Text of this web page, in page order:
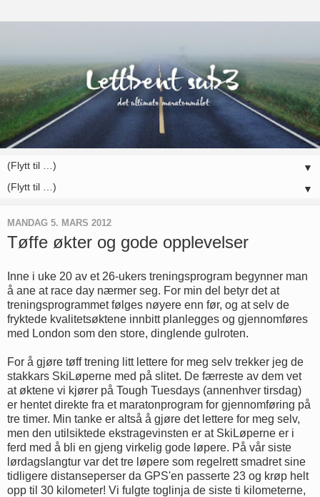
▼
▼
MANDAG 5. MARS 2012
Tøffe økter og gode opplevelser
Inne i uke 20 av et 26-ukers treningsprogram begynner man
å ane at race day nærmer seg. For min del betyr det at
treningsprogrammet følges nøyere enn før, og at selv de
fryktede kvalitetsøktene innbitt planlegges og gjennomføres
med London som den store, dinglende gulroten.
For å gjøre tøff trening litt lettere for meg selv trekker jeg de
stakkars SkiLøperne med på slitet. De færreste av dem vet
at øktene vi kjører på Tough Tuesdays (annenhver tirsdag)
er hentet direkte fra et maratonprogram for gjennomføring på
tre timer. Min tanke er altså å gjøre det lettere for meg selv,
men den utilsiktede ekstragevinsten er at SkiLøperne er i
ferd med å bli en gjeng virkelig gode løpere. På vår siste
lørdagslangtur var det tre løpere som regelrett smadret sine
tidligere distanseperser da GPS'en passerte 23 og krøp helt
opp til 30 kilometer! Vi fulgte toglinja de siste ti kilometerne,